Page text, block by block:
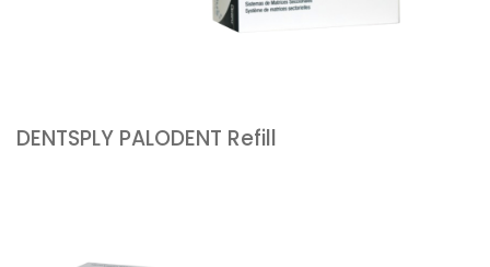
DENTSPLY PALODENT Refill